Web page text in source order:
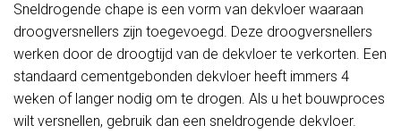
Sneldrogende chape is een vorm van dekvloer waaraan
droogversnellers zijn toegevoegd. Deze droogversnellers
werken door de droogtijd van de dekvloer te verkorten. Een
standaard cementgebonden dekvloer heeft immers 4
weken of langer nodig om te drogen. Als u het bouwproces
wilt versnellen, gebruik dan een sneldrogende dekvloer.